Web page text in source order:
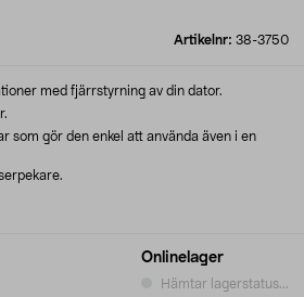
Artikelnr: 38-3750
Onlinelager
Hämtar lagerstatus...
med fjärrstyrning av din dator.
som gör den enkel att använda även i en